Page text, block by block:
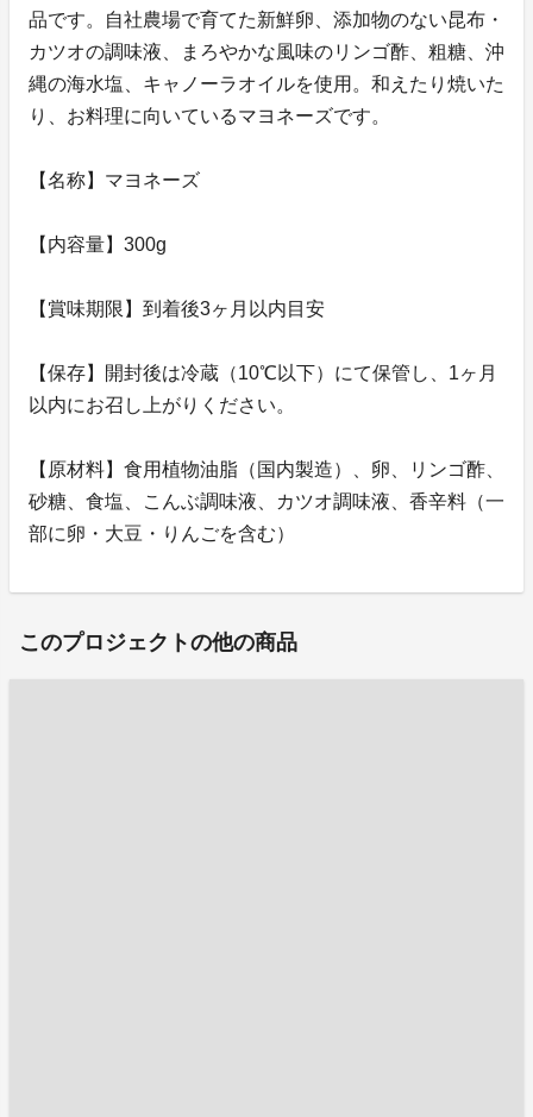
品です。自社農場で育てた新鮮卵、添加物のない昆布・
カツオの調味液、まろやかな風味のリンゴ酢、粗糖、沖
縄の海水塩、キャノーラオイルを使用。和えたり焼いた
り、お料理に向いているマヨネーズです。
【名称】マヨネーズ
【内容量】300g
【賞味期限】到着後3ヶ月以内目安
【保存】開封後は冷蔵（10℃以下）にて保管し、1ヶ月
以内にお召し上がりください。
【原材料】食用植物油脂（国内製造）、卵、リンゴ酢、
砂糖、食塩、こんぶ調味液、カツオ調味液、香辛料（一
部に卵・大豆・りんごを含む）
このプロジェクトの他の商品